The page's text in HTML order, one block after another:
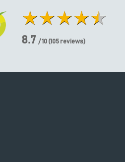
8.7 / 10 (105 reviews)